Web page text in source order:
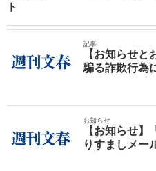
ト
記事
【お知らせ
騙る詐欺行為
お知らせ
【お知らせ
りすましメー